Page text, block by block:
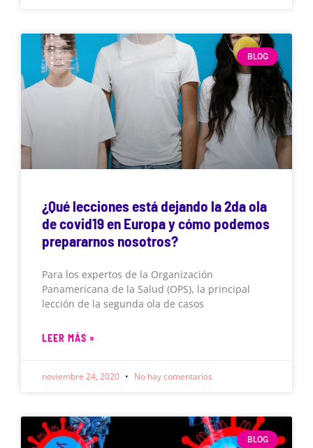
BLOG
¿Qué lecciones está dejando la 2da ola
de covid19 en Europa y cómo podemos
prepararnos nosotros?
Para los expertos de la Organización
Panamericana de la Salud (OPS), la principal
lección de la segunda ola de casos
LEER MÁS »
noviembre 24, 2020 No hay comentarios
BLOG